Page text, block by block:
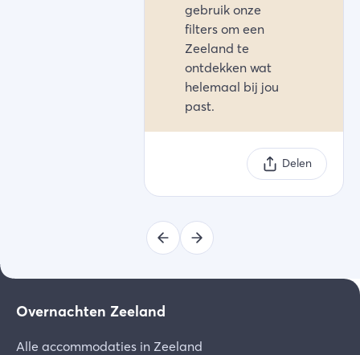
gebruik onze
filters om een
Zeeland te
ontdekken wat
helemaal bij jou
past.
Delen
Overnachten Zeeland
Alle accommodaties in Zeeland